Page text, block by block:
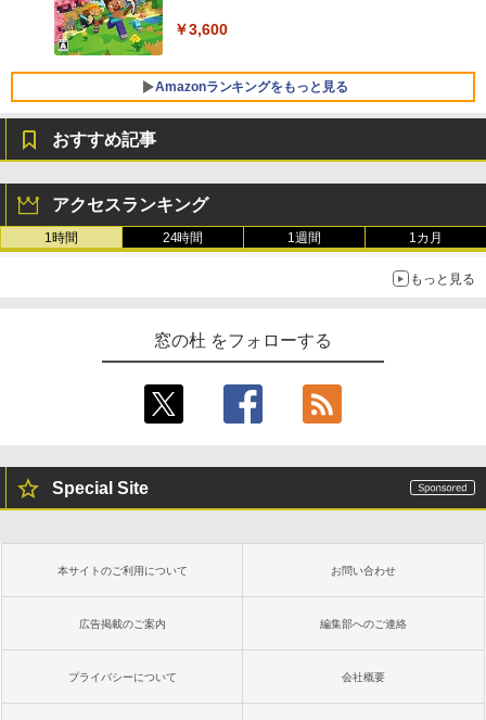
Core i5/16GB/SSD 512GB/ホワイト) FM
VWK3E15W_AZ
￥3,600
Amazonランキングをもっと見る
￥1,766
出す プロンプトの言葉 AI画像生成シリー
ズ (はぴーイラストLabo)
￥480
非エンジニア 初心者 素人 でも安心 使い
方 マニュアル AI副業にもコンテンツ作成
にもKindle出版にも！ 非エンジニアのた
￥99
1冊ですべて身につくHTML & CSSとWe
bデザイン入門講座［第2版］
￥2,326
ンチディスプレイ、色調調節ライト、12
週間持続バッテリー、広告なし、ブラッ
ク
Amazon Kindle - 目に優しい、かさばら
ない、大きな画面で読みやすい、6週間持
書籍リーダー、ブラック、16GB、広告な
Kindle Paperwhite シグニチャーエディ
るさ自動調整、色調調節ライト、12週間
持続バッテリー、広告なし、メタリック
Amazon Kindle Colorsoft | 16GBストレ
ージ、防水、7インチカラーディスプレ
おすすめ記事
アクセスランキング
1時間 24時間 1週間 1カ月
もっと見る
窓の杜 をフォローする
Special Site
本サイトのご利用について お問い合わせ
広告掲載のご案内 編集部へのご連絡
プライバシーについて 会社概要